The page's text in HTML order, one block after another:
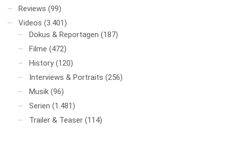
Reviews (99)
Videos (3.401)
Dokus & Reportagen (187)
Filme (472)
History (120)
Interviews & Portraits (256)
Musik (96)
Serien (1.481)
Trailer & Teaser (114)